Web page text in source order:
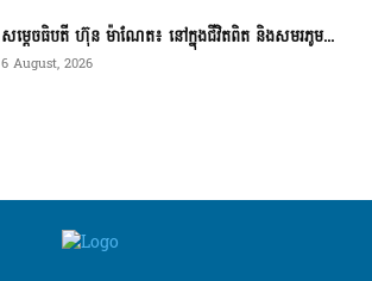
សម្តេចធិបតី ហ៊ុន ម៉ាណែត៖ នៅក្នុងជីវិតពិត និងសមរភូម...
6 August, 2026